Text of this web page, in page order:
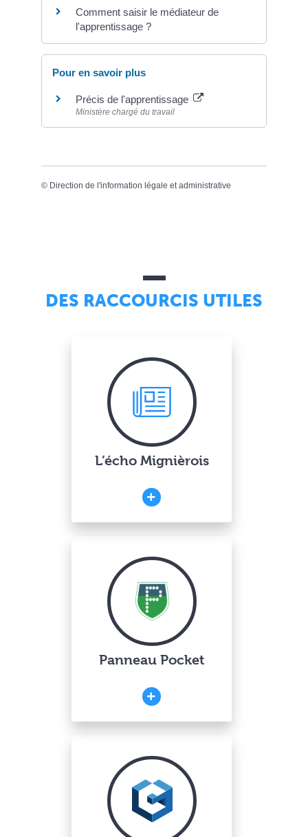
Comment saisir le médiateur de
l'apprentissage ?
Pour en savoir plus
Précis de l'apprentissage
Ministère chargé du travail
© Direction de l'information légale et administrative
DES RACCOURCIS UTILES
L’écho Mignièrois
Panneau Pocket